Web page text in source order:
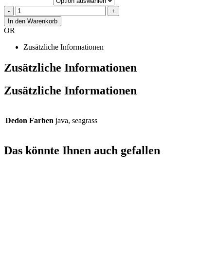
-
+
In den Warenkorb
OR
Zusätzliche Informationen
Zusätzliche Informationen
Zusätzliche Informationen
Dedon Farben java, seagrass
Das könnte Ihnen auch gefallen